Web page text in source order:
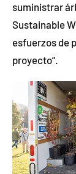
suministrar
Sustainable
esfuerzos de
proyecto”.